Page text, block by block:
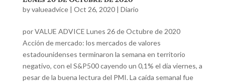
byvalueadvice| Oct 26, 2020| Diario
por VALUE ADVICE Lunes 26 de Octubre de 2020
Acción de mercado: los mercados de valores
estadounidenses terminaron la semana en territorio
negativo, con el S&P500 cayendo un 0,1% el día viernes, a
pesar de la buena lectura del PMI. La caída semanal fue